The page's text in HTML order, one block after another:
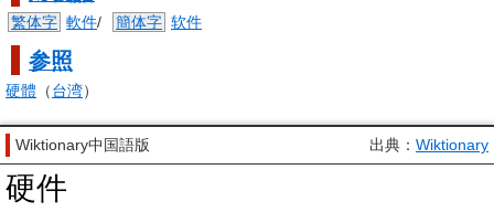
繁体字 軟件/ 簡体字 软件
参照
硬體 （台湾）
Wiktionary中国語版 出典： Wiktionary
硬件